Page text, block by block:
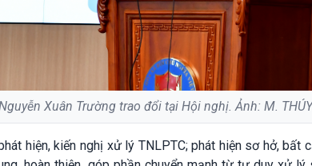
Xuân Trường trao đổi tại Hội nghị. Ảnh: M. THÚY
hiện, kiến nghị xử lý TNLPTC; phát hiện sơ hở, bất